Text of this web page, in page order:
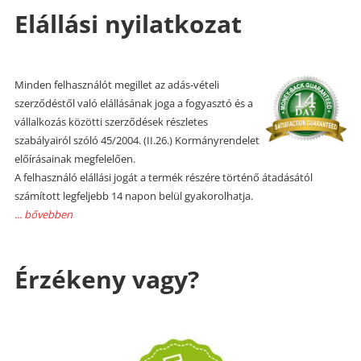
Elállási nyilatkozat
Minden felhasználót megillet az adás-vételi
szerződéstől való elállásának joga a fogyasztó és a
vállalkozás közötti szerződések részletes
szabályairól szóló 45/2004. (II.26.) Kormányrendelet
előírásainak megfelelően.
A felhasználó elállási jogát a termék részére történő átadásától
számított legfeljebb 14 napon belül gyakorolhatja.
... bővebben
Érzékeny vagy?